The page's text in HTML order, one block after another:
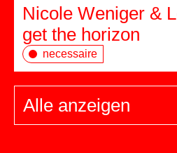
Nicole Weniger &
get the horizon
necessaire
Alle anzeigen